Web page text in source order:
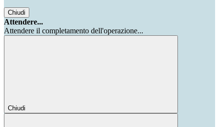
Chiudi
Attendere...
Attendere il completamento dell'operazione...
Chiudi